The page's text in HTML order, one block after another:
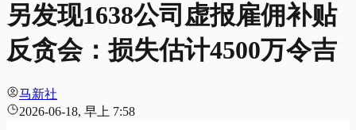
另发现1638公司虚报雇佣补贴
反贪会：损失估计4500万令吉
马新社
2026-06-18, 早上 7:58